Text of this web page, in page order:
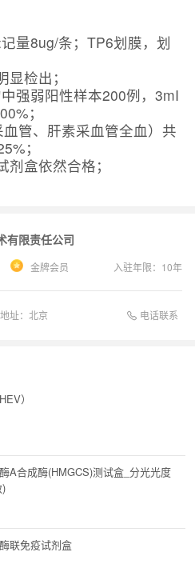
量8ug/条；TP6划膜，划
检出；
强弱阳性样本200例，3mI
；
管、肝素采血管全血）共
；
盒依然合格；
有限责任公司
金牌会员 入驻年限： 10年
地址： 北京 电话联系
）
A合成酶(HMGCS)测试盒_分光光度
联免疫试剂盒